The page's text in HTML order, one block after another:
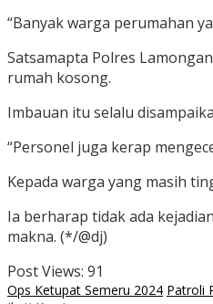
“Banyak warga perumahan
Satsamapta Polres
rumah kosong.
Imbauan itu selalu
“Personel juga kerap
Kepada warga yang masih
Ia berharap tidak ada
makna. (*/@dj)
Post Views: 91
Ops Ketupat Semeru 2024 Patroli